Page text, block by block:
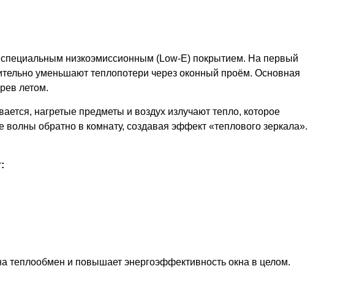
специальным низкоэмиссионным (Low-E) покрытием. На первый
уменьшают теплопотери через оконный проём. Основная
летом.
нагретые предметы и воздух излучают тепло, которое
обратно в комнату, создавая эффект «теплового зеркала».
теплообмен и повышает энергоэффективность окна в целом.